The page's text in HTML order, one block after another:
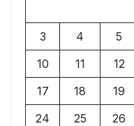
3
4 5
10
11 12
17
18 19
24
25 26